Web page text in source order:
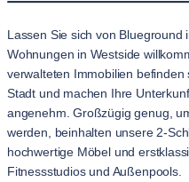
Lassen Sie sich von Blueground
Wohnungen in Westside
verwalteten Immobilien
Stadt und machen Ihre
angenehm. Großzügig genug,
werden, beinhalten unsere 2-
hochwertige Möbel und
Fitnessstudios und Außenpools.